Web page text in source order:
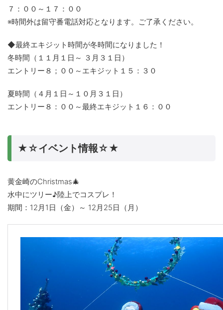
７：００～１７：００
※時間外は留守番電話対応となります。ご了承ください。
◆最終エキジット時間が冬時間になりました！
冬時間（１１月１日～ ３月３１日）
エントリー８；００～エキジット１５：３０
夏時間（４月１日～１０月３１日）
エントリー８：００～最終エキジット１６：００
★☆イベント情報☆★
黄金崎のChristmas🎄
水中にツリー♪陸上でコスプレ！
期間：12月1日（金）～ 12月25日（月）